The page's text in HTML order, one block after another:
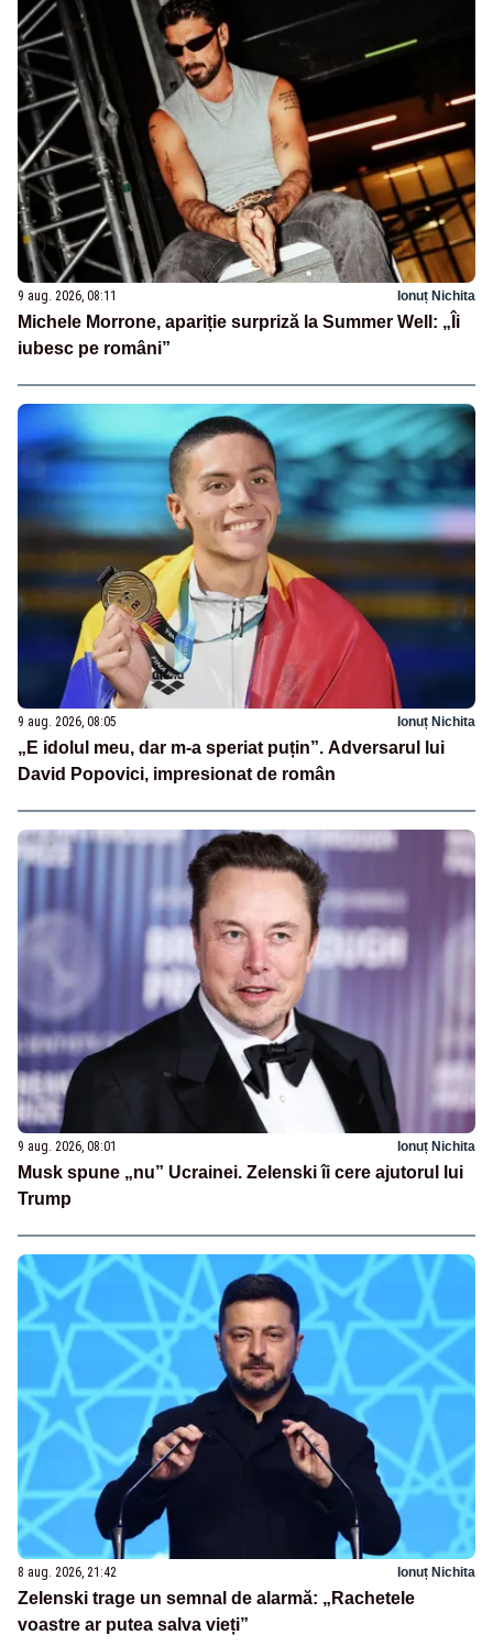
9 aug. 2026, 08:11 Ionuț Nichita
Michele Morrone, apariție surpriză la Summer Well: „Îi
iubesc pe români”
9 aug. 2026, 08:05 Ionuț Nichita
„E idolul meu, dar m-a speriat puțin”. Adversarul lui
David Popovici, impresionat de român
9 aug. 2026, 08:01 Ionuț Nichita
Musk spune „nu” Ucrainei. Zelenski îi cere ajutorul lui
Trump
8 aug. 2026, 21:42 Ionuț Nichita
Zelenski trage un semnal de alarmă: „Rachetele
voastre ar putea salva vieți”